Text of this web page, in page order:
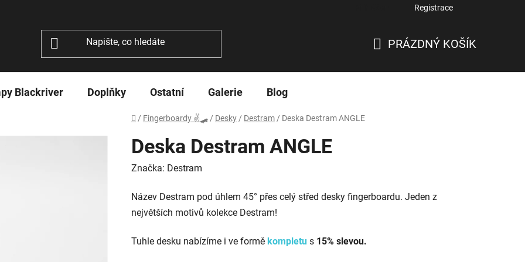
Registrace
PRÁZDNÝ KOŠÍK
Blackriver Doplňky Ostatní Galerie Blog
Domů
/ Fingerboardy ✌🛹 / Desky / Destram / Deska Destram ANGLE
Deska Destram ANGLE
Značka: Destram
Název Destram pod úhlem 45° přes celý střed desky fingerboardu. Jeden z
největších motivů kolekce Destram!
Tuhle desku nabízíme i ve formě kompletu s 15% slevou.